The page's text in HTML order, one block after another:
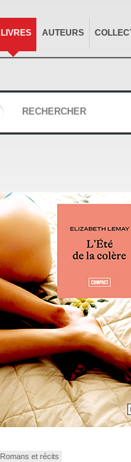
LIVRES AUTEURS
RECHERCHER
Romans et récits